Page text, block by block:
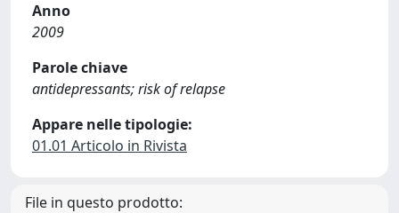
Anno
2009
Parole chiave
antidepressants; risk of relapse
Appare nelle tipologie:
01.01 Articolo in Rivista
File in questo prodotto: